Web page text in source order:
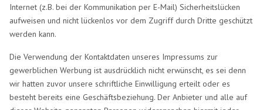
Internet (z.B. bei der Kommunikation per E-Mail) Sicherheitslücken
aufweisen und nicht lückenlos vor dem Zugriff durch Dritte geschützt
werden kann.
Die Verwendung der Kontaktdaten unseres Impressums zur
gewerblichen Werbung ist ausdrücklich nicht erwünscht, es sei denn
wir hatten zuvor unsere schriftliche Einwilligung erteilt oder es
besteht bereits eine Geschäftsbeziehung. Der Anbieter und alle auf